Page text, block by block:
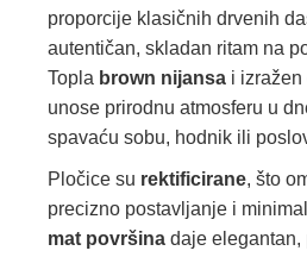
proporcije klasičnih drvenih
autentičan, skladan ritam na
Topla brown nijansa i izražen
unose prirodnu atmosferu u
spavaću sobu, hodnik ili
Pločice su rektificirane, što
precizno postavljanje i
mat površina daje elegantan,